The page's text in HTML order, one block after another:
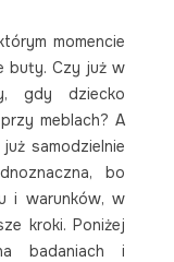
momencie
buty. Czy już w
gdy dziecko
meblach? A
samodzielnie
bo
i warunków, w
kroki. Poniżej
badaniach i